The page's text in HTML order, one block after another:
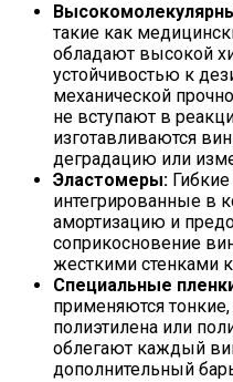
такие как
обладают высокой
устойчивостью к
механической
не вступают в
изготавливаются
деградацию или
Эластомеры:
интегрированные в
амортизацию и
соприкосновение
жесткими стенками
Специальные
применяются
полиэтилена или
облегают каждый
дополнительный